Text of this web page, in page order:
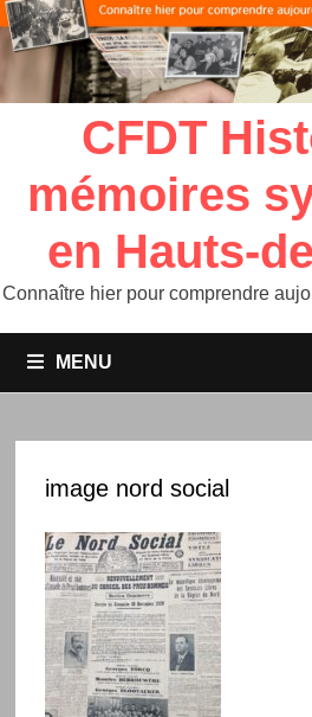
CFDT
mémoires
en Hauts-
Connaître hier pour comprendre
MENU
image nord social